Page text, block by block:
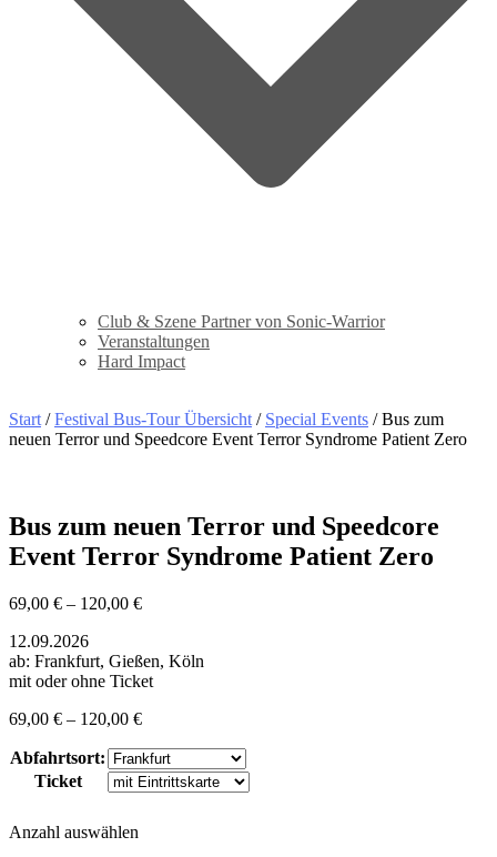
Club & Szene Partner von Sonic‑Warrior
Veranstaltungen
Hard Impact
Start /Festival Bus-Tour Übersicht / Special Events / Bus zum
neuen Terror und Speedcore Event Terror Syndrome Patient Zero
Bus zum neuen Terror und Speedcore
Event Terror Syndrome Patient Zero
69,00 € – 120,00 €
12.09.2026
ab: Frankfurt, Gießen, Köln
mit oder ohne Ticket
69,00 € – 120,00 €
Abfahrtsort:
Ticket
Anzahl auswählen